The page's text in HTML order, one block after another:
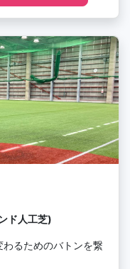
ド人工芝)
るためのバトンを繋